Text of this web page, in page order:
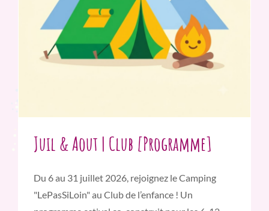
Juil & Aout | Club [Programme]
Du 6 au 31 juillet 2026, rejoignez le Camping
"LePasSiLoin" au Club de l’enfance ! Un